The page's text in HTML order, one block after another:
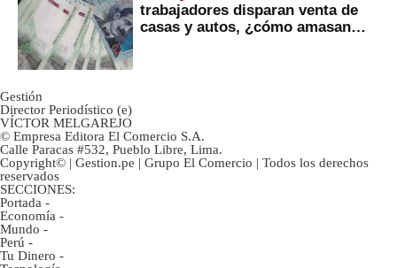
trabajadores disparan venta de
casas y autos, ¿cómo amasan
Gestión
Director Periodístico (e)
VÍCTOR MELGAREJO
© Empresa Editora El Comercio S.A.
Calle Paracas #532, Pueblo Libre, Lima.
Copyright© | Gestion.pe | Grupo El Comercio | Todos los derechos
reservados
SECCIONES:
Portada -
Economía -
Mundo -
Perú -
Tu Dinero -